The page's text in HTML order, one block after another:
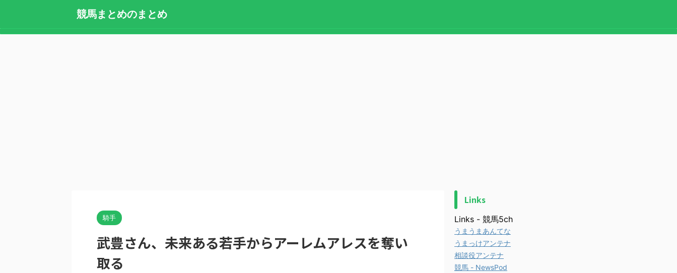
競馬まとめのまとめ
騎手
武豊さん、未来ある若手からアーレムアレスを奪い
取る
Links
Links - 競馬5ch
うまうまあんてな
うまっけアンテナ
相談役アンテナ
競馬 - NewsPod